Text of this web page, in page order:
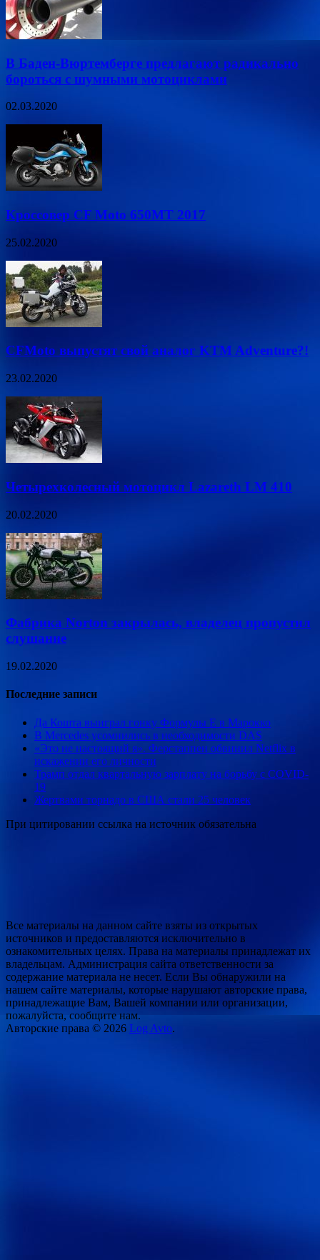
В Баден-Вюртемберге предлагают радикально
бороться с шумными мотоциклами
02.03.2020
Кроссовер CF Moto 650MT 2017
25.02.2020
CFMoto выпустят свой аналог KTM Adventure?!
23.02.2020
Четырехколесный мотоцикл Lazareth LM 410
20.02.2020
Фабрика Norton закрылась, владелец пропустил
слушание
19.02.2020
Последние записи
Да Кошта выиграл гонку Формулы Е в Марокко
В Mercedes усомнились в необходимости DAS
«Это не настоящий я». Ферстаппен обвинил Netflix в
искажении его личности
Трамп отдал квартальную зарплату на борьбу с COVID-
19
Жертвами торнадо в США стали 25 человек
При цитировании ссылка на источник обязательна
Все материалы на данном сайте взяты из открытых
источников и предоставляются исключительно в
ознакомительных целях. Права на материалы принадлежат их
владельцам. Администрация сайта ответственности за
содержание материала не несет. Если Вы обнаружили на
нашем сайте материалы, которые нарушают авторские права,
принадлежащие Вам, Вашей компании или организации,
пожалуйста, сообщите нам.
Авторские права © 2026 Log Avto.